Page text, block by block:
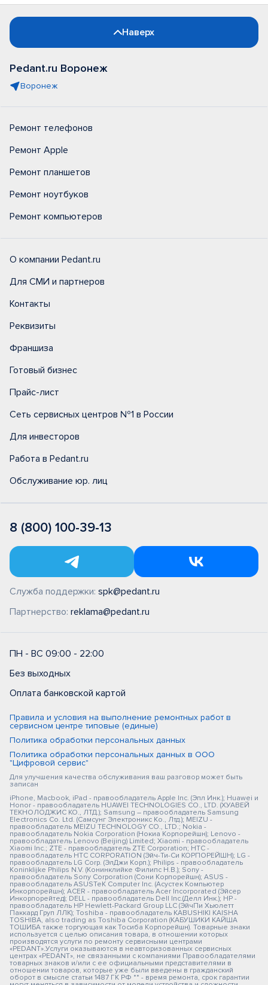
Наверх
Pedant.ru Воронеж
Воронеж
Ремонт телефонов
Ремонт Apple
Ремонт планшетов
Ремонт ноутбуков
Ремонт компьютеров
О компании Pedant.ru
Для СМИ и партнеров
Контакты
Реквизиты
Франшиза
Готовый бизнес
Прайс-лист
Сеть сервисных центров №1 в России
Для инвесторов
Работа в Pedant.ru
Обслуживание юр. лиц
8 (800) 100-39-13
Служба поддержки: spk@pedant.ru
Партнерство: reklama@pedant.ru
ПН - ВС 09:00 - 22:00
Без выходных
Оплата банковской картой
Правила и условия на выполнение ремонтных работ в
сервисном центре типовые (единые)
Политика обработки персональных данных
Политика обработки персональных данных в ООО
"Цифровой сервис"
Для улучшения качества обслуживания ваш разговор может быть
записан
iPhone, Macbook, iPad - правообладатель Apple Inc. (Эпл Инк.); Huawei и
Honor - правообладатель HUAWEI TECHNOLOGIES CO., LTD. (ХУАВЕЙ
ТЕКНОЛОДЖИС КО., ЛТД.); Samsung – правообладатель Samsung
Electronics Co. Ltd. (Самсунг Электроникс Ко., Лтд.); MEIZU -
правообладатель MEIZU TECHNOLOGY CO., LTD.; Nokia -
правообладатель Nokia Corporation (Нокиа Корпорейшн); Lenovo -
правообладатель Lenovo (Beijing) Limited; Xiaomi - правообладатель
Xiaomi Inc.; ZTE - правообладатель ZTE Corporation; HTC -
правообладатель HTC CORPORATION (Эйч-Ти-Си КОРПОРЕЙШН); LG -
правообладатель LG Corp. (ЭлДжи Корп.); Philips - правообладатель
Koninklijke Philips N.V. (Конинклийке Филипс Н.В.); Sony -
правообладатель Sony Corporation (Сони Корпорейшн); ASUS -
правообладатель ASUSTeK Computer Inc. (Асустек Компьютер
Инкорпорейшн); ACER - правообладатель Acer Incorporated (Эйсер
Инкорпорейтед); DELL - правообладатель Dell Inc.(Делл Инк.); HP -
правообладатель HP Hewlett-Packard Group LLC (ЭйчПи Хьюлетт
Паккард Груп ЛЛК); Toshiba - правообладатель KABUSHIKI KAISHA
TOSHIBA, also trading as Toshiba Corporation (КАБУШИКИ КАЙША
ТОШИБА также торгующая как Тосиба Корпорейшн). Товарные знаки
используется с целью описания товара, в отношении которых
производятся услуги по ремонту сервисными центрами
«PEDANT».Услуги оказываются в неавторизованных сервисных
центрах «PEDANT», не связанными с компаниями Правообладателями
товарных знаков и/или с ее официальными представителями в
отношении товаров, которые уже были введены в гражданский
оборот в смысле статьи 1487 ГК РФ ** - время ремонта, срок гарантии